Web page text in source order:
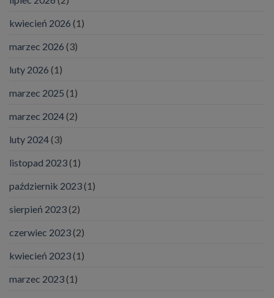
kwiecień 2026 (1)
marzec 2026 (3)
luty 2026 (1)
marzec 2025 (1)
marzec 2024(2)
luty 2024(3)
listopad 2023(1)
październik 2023(1)
sierpień 2023(2)
czerwiec 2023(2)
kwiecień 2023(1)
marzec 2023(1)